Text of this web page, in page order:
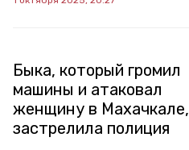
Быка, который громил
машины и атаковал
женщину в Махачкале,
застрелила полиция